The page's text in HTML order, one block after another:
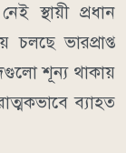
স্থায়ী প্রধান
চলছে ভারপ্রাপ্ত
শূন্য থাকায়
ব্যাহত